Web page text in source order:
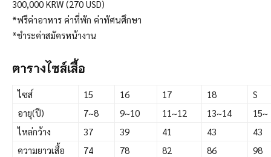
300,000 KRW (270 USD)
*ฟรีค่าอาหาร ค่าที่พัก ค่าทัศนศึกษา
*ชำระค่าสมัครหน้างาน
ตารางไซส์เสื้อ
ไซส์ 15 16 17 18
S
อายุ(ปี)
7~8 9~10 11~12 13~14
15~
ไหล่กว้าง
37 39 41 43
43
ความยาวเสื้อ
74 78 82 86
98